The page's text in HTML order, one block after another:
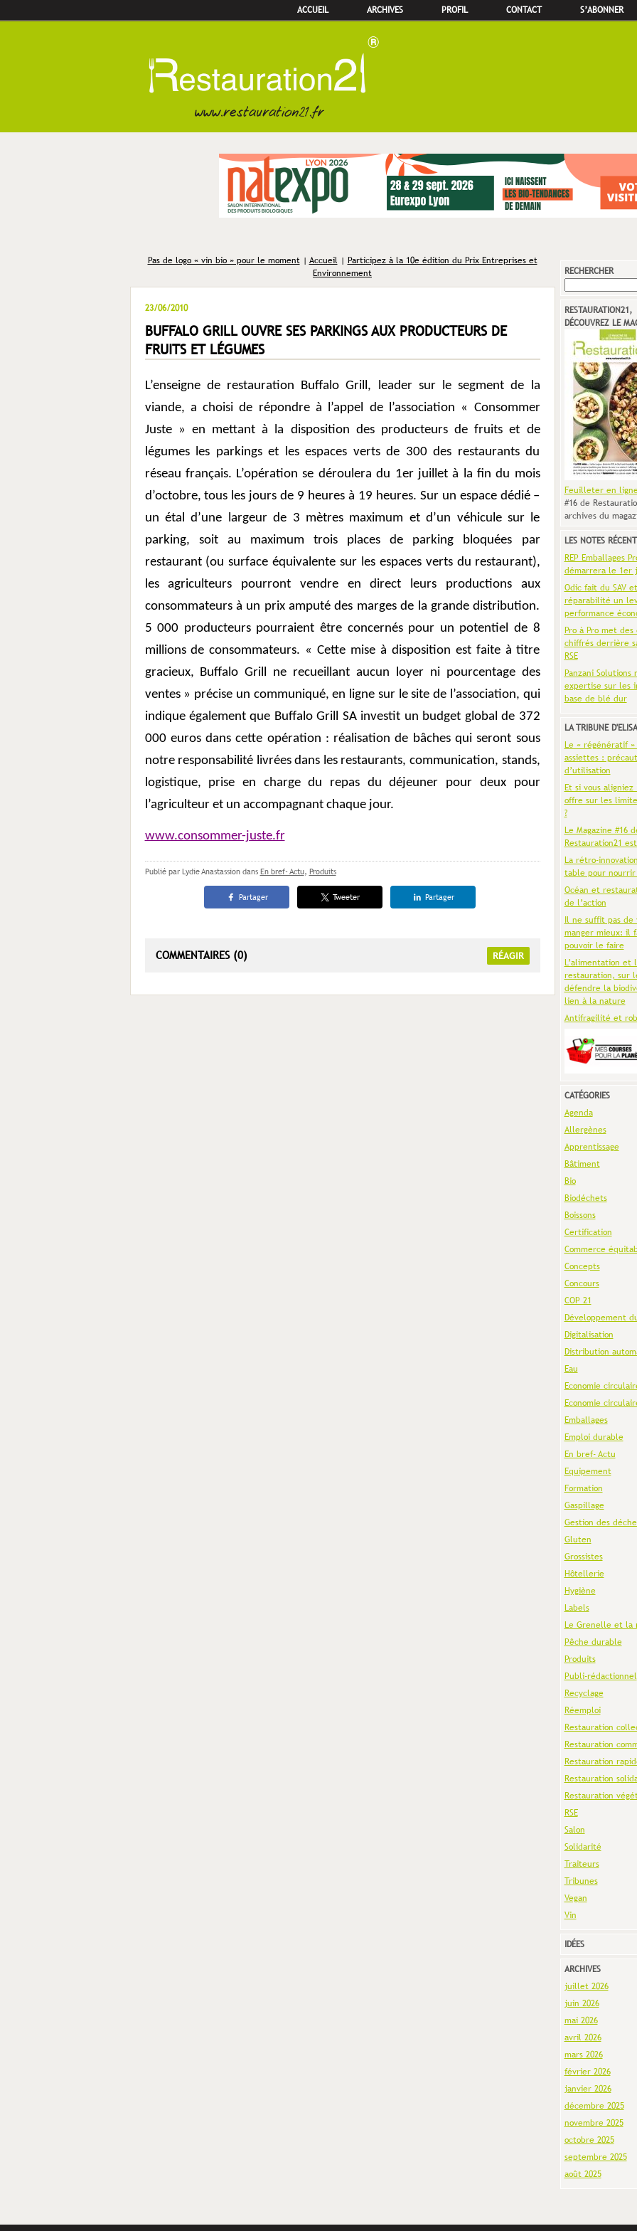
ACCUEIL ARCHIVES PROFIL CONTACT S’ABONNER
Pas de logo « vin bio » pour le moment| Accueil | Participez à la 10e édition du Prix Entreprises et
Environnement
23/06/2010
BUFFALO GRILL OUVRE SES PARKINGS AUX PRODUCTEURS DE
FRUITS ET LÉGUMES
L’enseigne de restauration Buffalo Grill, leader sur le segment de la
viande, a choisi de répondre à l’appel de l’association « Consommer
Juste » en mettant à la disposition des producteurs de fruits et de
légumes les parkings et les espaces verts de 300 des restaurants du
réseau français. L’opération se déroulera du 1er juillet à la fin du mois
d’octobre, tous les jours de 9 heures à 19 heures. Sur un espace dédié –
un étal d’une largeur de 3 mètres maximum et d’un véhicule sur le
parking, soit au maximum trois places de parking bloquées par
restaurant (ou surface équivalente sur les espaces verts du restaurant),
les agriculteurs pourront vendre en direct leurs productions aux
consommateurs à un prix amputé des marges de la grande distribution.
5 000 producteurs pourraient être concernés pour un potentiel de 8
millions de consommateurs. « Cette mise à disposition est faite à titre
gracieux, Buffalo Grill ne recueillant aucun loyer ni pourcentage des
ventes » précise un communiqué, en ligne sur le site de l’association, qui
indique également que Buffalo Grill SA investit un budget global de 372
000 euros dans cette opération : réalisation de bâches qui seront sous
notre responsabilité livrées dans les restaurants, communication, stands,
logistique, prise en charge du repas du déjeuner pour deux pour
l’agriculteur et un accompagnant chaque jour.
www.consommer-juste.fr
Publié par Lydie Anastassion dans En bref- Actu, Produits
Partager Tweeter Partager
COMMENTAIRES (0) RÉAGIR
RECHERCHER
RESTAURATION21,
DÉCOUVREZ LE
Feuilleter en
#16 de
archives du
LES NOTES
REP Emballages
démarrera le 1er
Odic fait du SAV
réparabilité un
performance
Pro à Pro met
chiffrés derrière
RSE
Panzani Solutions
expertise sur les
base de blé dur
LA TRIBUNE
Le « régénératif »
assiettes :
d’utilisation
Et si vous aligniez
offre sur les
?
Le Magazine #16
Restauration21
La rétro-
table pour
Océan et
de l’action
Il ne suffit pas de
manger mieux: il
pouvoir le faire
L’alimentation et
restauration, sur
défendre la
lien à la nature
Antifragilité et
CATÉGORIES
Agenda
Allergènes
Apprentissage
Bâtiment
Bio
Biodéchets
Boissons
Certification
Commerce
Concepts
Concours
COP 21
Développement
Digitalisation
Distribution
Eau
Economie
Economie
Emballages
Emploi durable
En bref- Actu
Equipement
Formation
Gaspillage
Gestion des
Gluten
Grossistes
Hôtellerie
Hygiène
Labels
Le Grenelle et la
Pêche durable
Produits
Publi-rédactionnel
Recyclage
Réemploi
Restauration
Restauration
Restauration
Restauration
Restauration
RSE
Salon
Solidarité
Traiteurs
Tribunes
Vegan
Vin
IDÉES
ARCHIVES
juillet 2026
juin 2026
mai 2026
avril 2026
mars 2026
février 2026
janvier 2026
décembre 2025
novembre 2025
octobre 2025
septembre 2025
août 2025